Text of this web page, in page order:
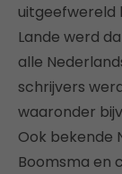
uitgeefwereld
Lande werd
alle
schrijvers
waaronder
Ook bekende
Boomsma en